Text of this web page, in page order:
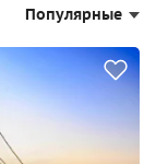
Популярные